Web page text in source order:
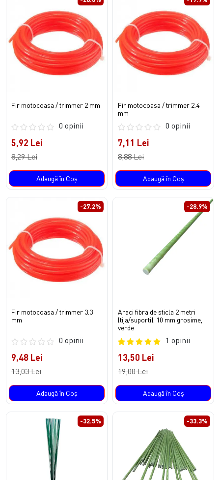
Fir motocoasa / trimmer 2 mm
0 opinii
5,92 Lei
8,29 Lei
Adaugă în Coş
Fir motocoasa / trimmer 2.4
mm
0 opinii
7,11 Lei
8,88 Lei
Adaugă în Coş
-27.2%
Fir motocoasa / trimmer 3.3
mm
0 opinii
9,48 Lei
13,03 Lei
Adaugă în Coş
-28.9%
Araci fibra de sticla 2 metri
(tija/suporti), 10 mm grosime,
verde
1 opinii
13,50 Lei
19,00 Lei
Adaugă în Coş
-32.5% -33.3%